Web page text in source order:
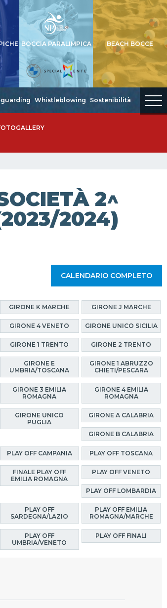
BOCCIA PARALIMPICA BEACH BOCCE
Whistleblowing Sostenibilità
2^
2024)
CALENDARIO COMPLETO
GIRONE K MARCHE GIRONE J MARCHE
GIRONE 4 VENETO GIRONE UNICO SICILIA
GIRONE 1 TRENTO GIRONE 2 TRENTO
GIRONE E
UMBRIA/TOSCANA
GIRONE 1 ABRUZZO
CHIETI/PESCARA
GIRONE 3 EMILIA
ROMAGNA
GIRONE 4 EMILIA
ROMAGNA
GIRONE UNICO
PUGLIA
GIRONE A CALABRIA
GIRONE B CALABRIA
PLAY OFF CAMPANIA PLAY OFF TOSCANA
FINALE PLAY OFF
EMILIA ROMAGNA
PLAY OFF VENETO
PLAY OFF LOMBARDIA
PLAY OFF
SARDEGNA/LAZIO
PLAY OFF EMILIA
ROMAGNA/MARCHE
PLAY OFF
UMBRIA/VENETO
PLAY OFF FINALI